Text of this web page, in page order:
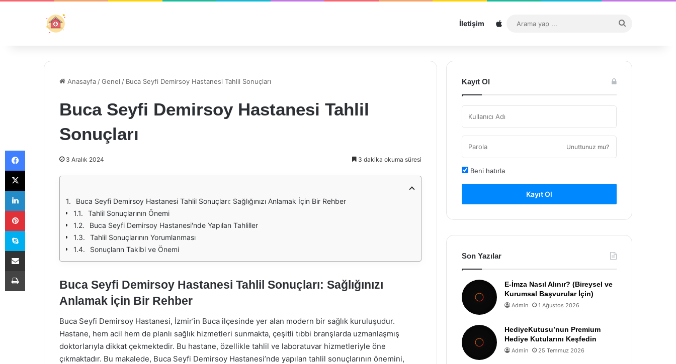
İletişim Sitemap
...
Anasayfa /Genel / Buca Seyfi Demirsoy Hastanesi Tahlil Sonuçları
Buca Seyfi Demirsoy Hastanesi Tahlil
Sonuçları
3 Aralık 2024 3 dakika okuma süresi
Buca Seyfi Demirsoy Hastanesi Tahlil Sonuçları: Sağlığınızı Anlamak İçin Bir Rehber
Tahlil Sonuçlarının Önemi
Buca Seyfi Demirsoy Hastanesi'nde Yapılan Tahliller
Tahlil Sonuçlarının Yorumlanması
Sonuçların Takibi ve Önemi
Buca Seyfi Demirsoy Hastanesi Tahlil Sonuçları: Sağlığınızı
Anlamak İçin Bir Rehber
Buca Seyfi Demirsoy Hastanesi, İzmir’in Buca ilçesinde yer alan modern bir sağlık kuruluşudur.
Hastane, hem acil hem de planlı sağlık hizmetleri sunmakta, çeşitli tıbbi branşlarda uzmanlaşmış
doktorlarıyla dikkat çekmektedir. Bu hastane, özellikle tahlil ve laboratuvar hizmetleriyle öne
çıkmaktadır. Bu makalede, Buca Seyfi Demirsoy Hastanesi’nde yapılan tahlil sonuçlarının önemini,
Kayıt Ol
Unuttunuz mu?
Beni hatırla
Kayıt Ol
Son Yazılar
E-İmza Nasıl Alınır? (Bireysel ve
Kurumsal Başvurular İçin)
Admin 1 Ağustos 2026
HediyeKutusu’nun Premium
Hediye Kutularını Keşfedin
Admin 25 Temmuz 2026
Facebook
X
LinkedIn
Pinterest
Skype
E-Posta ile paylaş